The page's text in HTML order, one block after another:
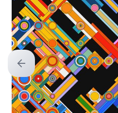
Previous slide